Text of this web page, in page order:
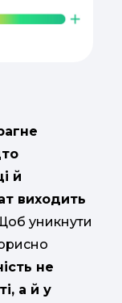
й
виходить
уникнути
не
а й у